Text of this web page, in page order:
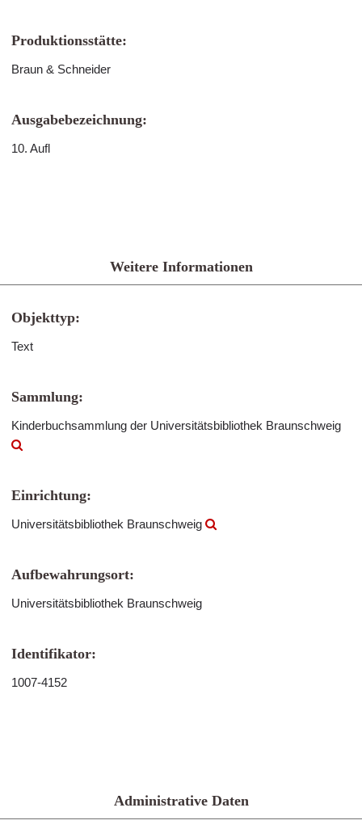
Produktionsstätte:
Braun & Schneider
Ausgabebezeichnung:
10. Aufl
Weitere Informationen
Objekttyp:
Text
Sammlung:
Kinderbuchsammlung der Universitätsbibliothek Braunschweig
Einrichtung:
Universitätsbibliothek Braunschweig
Aufbewahrungsort:
Universitätsbibliothek Braunschweig
Identifikator:
1007-4152
Administrative Daten